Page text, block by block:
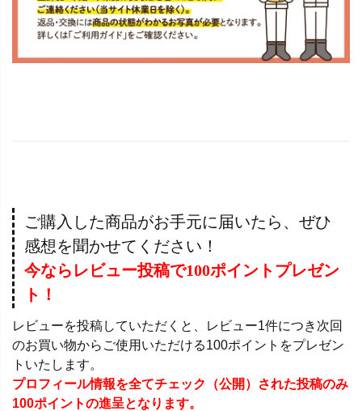
ご購入した商品がお手元に届いたら、ぜひ
感想を聞かせてください！
今ならレビュー投稿で100ポイントプレゼン
ト！
レビューを投稿していただくと、レビュー1件につき次回
のお買い物からご使用いただける100ポイントをプレゼン
トいたします。
プロフィール情報を全てチェック（公開）された投稿のみ
100ポイントの進呈となります。